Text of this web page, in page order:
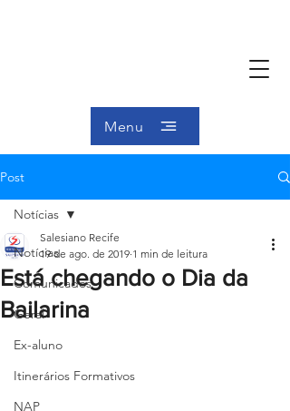
Menu
Post
Notícias
Comunicados
Geral
Ex-aluno
Itinerários Formativos
NAP
Notícias
Está chegando o Dia da
Bailarina
Salesiano Recife
19 de ago. de 2019 1 min de leitura